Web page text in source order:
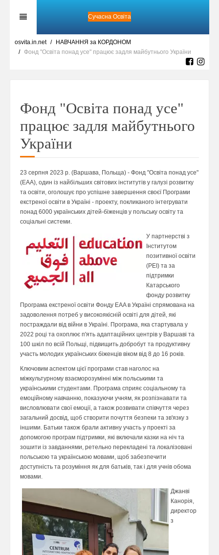
Сучасна Освіта
osvita.in.net
НАВЧАННЯ за КОРДОНОМ
Фонд "Освіта понад усе" працює задля майбутнього України
Фонд "Освіта понад усе"
працює задля майбутнього
України
23 серпня 2023 р. (Варшава, Польща) - Фонд "Освіта понад усе"
(EAA), один із найбільших світових інститутів у галузі розвитку
та освіти, оголошує про успішне завершення своєї Програми
екстреної освіти в Україні - проекту, покликаного інтегрувати
понад 6000 українських дітей-біженців у польську освіту та
соціальні системи.
У партнерстві з
Інститутом
позитивної освіти
(PEI) та за
підтримки
Катарського
фонду розвитку
Програма екстреної освіти Фонду EAA в Україні спрямована на
задоволення потреб у високоякісній освіті для дітей, які
постраждали від війни в Україні. Програма, яка стартувала у
2022 році та охоплює п'ять адаптаційних центрів у Варшаві та
100 шкіл по всій Польщі, підвищить добробут та продуктивну
участь молодих українських біженців віком від 8 до 16 років.
Ключовим аспектом цієї програми став наголос на
міжкультурному взаєморозумінні між польськими та
українськими студентами. Програма сприяє соціальному та
емоційному навчанню, показуючи учням, як розпізнавати та
висловлювати свої емоції, а також розвивати співчуття через
загальний досвід, щоб створити почуття безпеки та зв'язку з
іншими. Батьки також брали активну участь у проекті за
допомогою програм підтримки, які включали казки на ніч та
зошити із завданнями, ретельно перекладені та локалізовані
польською та українською мовами, щоб забезпечити
доступність та розуміння як для батьків, так і для учнів обома
мовами.
Джанві
Канорія,
директор
з